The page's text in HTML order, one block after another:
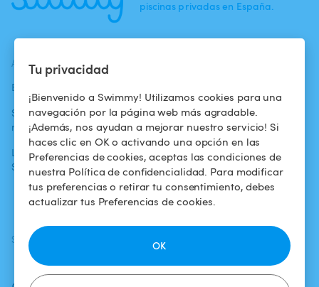
Tu privacidad
¡Bienvenido a Swimmy! Utilizamos cookies para una
navegación por la página web más agradable.
¡Además, nos ayudan a mejorar nuestro servicio! Si
haces clic en OK o activando una opción en las
Preferencias de cookies, aceptas las condiciones de
nuestra Política de confidencialidad. Para modificar
tus preferencias o retirar tu consentimiento, debes
actualizar tus Preferencias de cookies.
OK
piscinas privadas en España.
ACTUALIDADES
Blog
Swimmy en los
medios
La aventura
Swimmy
Para los
propietarios
Alquilar mi
piscina
¿Cómo funciona?
Condiciones de
uso
Política de
confidencialidad
Aviso legal
SÍGUENOS
Facebook